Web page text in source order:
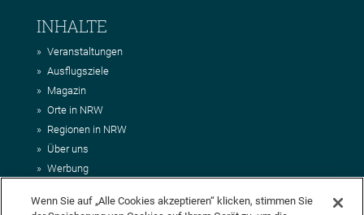
INHALTE
Veranstaltungen
Ausflugsziele
Magazin
Orte in NRW
Regionen in NRW
Über uns
Werbung
Impressum
Wenn Sie auf „Alle Cookies akzeptieren“ klicken, stimmen Sie